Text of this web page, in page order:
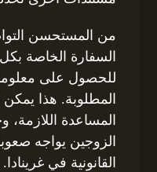
من المستحسن
السفارة الخاصة
للحصول على
المطلوبة. هذا
المساعدة
الزوجين يواجه
القانونية في غرينادا.